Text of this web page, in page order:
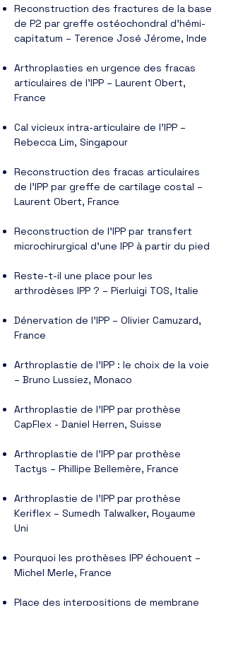
Reconstruction des fractures de la base
de P2 par greffe ostéochondral d’hémi-
capitatum – Terence José Jérome, Inde
Arthroplasties en urgence des fracas
articulaires de l’IPP – Laurent Obert,
France
Cal vicieux intra-articulaire de l’IPP –
Rebecca Lim, Singapour
Reconstruction des fracas articulaires
de l’IPP par greffe de cartilage costal –
Laurent Obert, France
Reconstruction de l’IPP par transfert
microchirurgical d’une IPP à partir du pied
Reste-t-il une place pour les
arthrodèses IPP ? – Pierluigi TOS, Italie
Dénervation de l’IPP – Olivier Camuzard,
France
Arthroplastie de l’IPP : le choix de la voie
– Bruno Lussiez, Monaco
Arthroplastie de l’IPP par prothèse
CapFlex - Daniel Herren, Suisse
Arthroplastie de l’IPP par prothèse
Tactys – Phillipe Bellemère, France
Arthroplastie de l’IPP par prothèse
Keriflex – Sumedh Talwalker, Royaume
Uni
Pourquoi les prothèses IPP échouent –
Michel Merle, France
Place des interpositions de membrane